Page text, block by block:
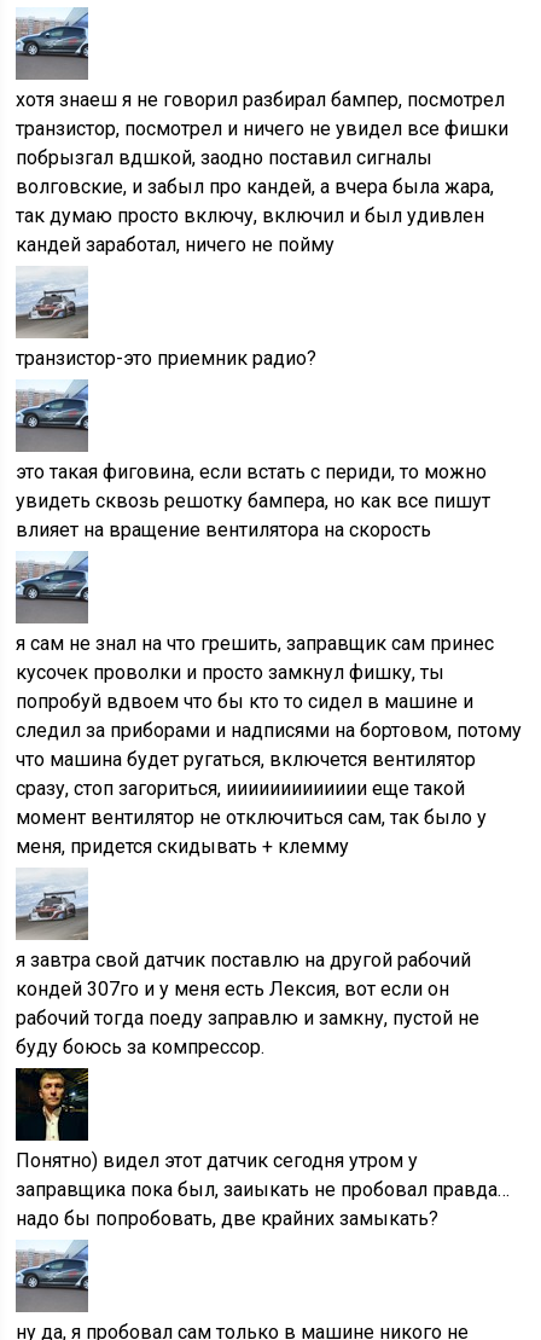
хотя знаеш я не говорил разбирал бампер, посмотрел
транзистор, посмотрел и ничего не увидел все фишки
побрызгал вдшкой, заодно поставил сигналы
волговские, и забыл про кандей, а вчера была жара,
так думаю просто включу, включил и был удивлен
кандей заработал, ничего не пойму
транзистор-это приемник радио?
это такая фиговина, если встать с периди, то можно
увидеть сквозь решотку бампера, но как все пишут
влияет на вращение вентилятора на скорость
я сам не знал на что грешить, заправщик сам принес
кусочек проволки и просто замкнул фишку, ты
попробуй вдвоем что бы кто то сидел в машине и
следил за приборами и надписями на бортовом, потому
что машина будет ругаться, включется вентилятор
сразу, стоп загориться, иииииииииииии еще такой
момент вентилятор не отключиться сам, так было у
меня, придется скидывать + клемму
я завтра свой датчик поставлю на другой рабочий
кондей 307го и у меня есть Лексия, вот если он
рабочий тогда поеду заправлю и замкну, пустой не
буду боюсь за компрессор.
Понятно) видел этот датчик сегодня утром у
заправщика пока был, заиыкать не пробовал правда…
надо бы попробовать, две крайних замыкать?
ну да, я пробовал сам только в машине никого не